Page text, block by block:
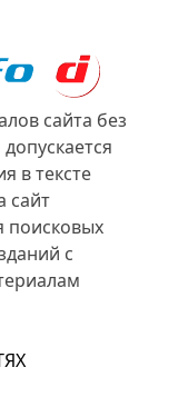
сайта без
в тексте
сайт
поисковых
с